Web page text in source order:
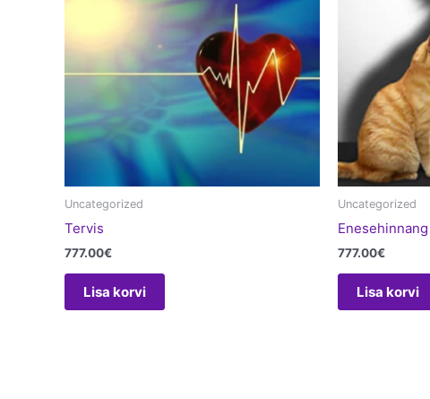
Uncategorized
Tervis
777.00€
Lisa korvi
Uncategorized
Enesehinnang
777.00€
Lisa korvi